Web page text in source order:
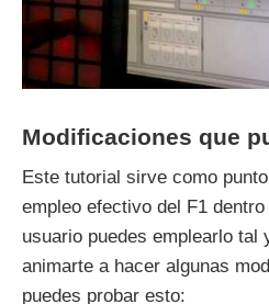
Modificaciones que
Este tutorial sirve como
empleo efectivo del F1
usuario puedes emplearlo tal
animarte a hacer algunas
puedes probar esto: